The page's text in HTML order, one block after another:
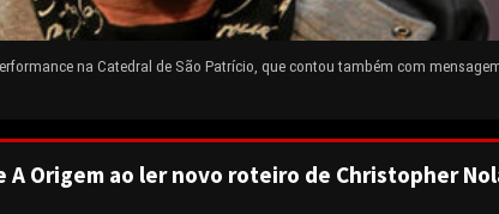
na Catedral de São Patrício, que contou também com
A Origem ao ler novo roteiro de Christopher